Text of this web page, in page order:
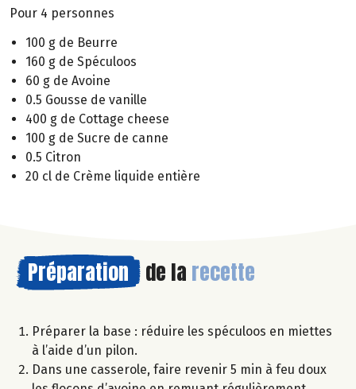
Pour 4 personnes
100 g de Beurre
160 g de Spéculoos
60 g de Avoine
0.5 Gousse de vanille
400 g de Cottage cheese
100 g de Sucre de canne
0.5 Citron
20 cl de Crème liquide entière
Préparation de la recette
Préparer la base : réduire les spéculoos en miettes
à l’aide d’un pilon.
Dans une casserole, faire revenir 5 min à feu doux